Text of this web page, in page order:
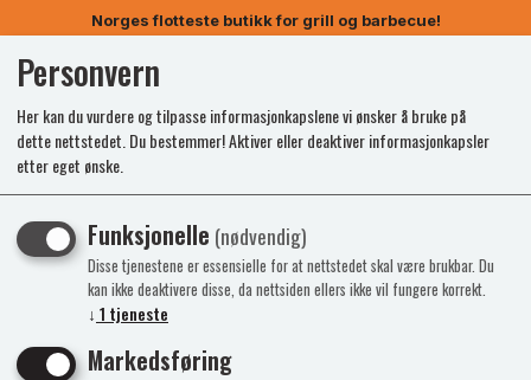
Norges flotteste butikk for grill og barbecue!
Personvern
Her kan du vurdere og tilpasse informasjonkapslene vi ønsker å bruke på
dette nettstedet. Du bestemmer! Aktiver eller deaktiver informasjonkapsler
etter eget ønske.
Funksjonelle (nødvendig)
Disse tjenestene er essensielle for at nettstedet skal være brukbar. Du
kan ikke deaktivere disse, da nettsiden ellers ikke vil fungere korrekt.
↓ 1 tjeneste
Markedsføring